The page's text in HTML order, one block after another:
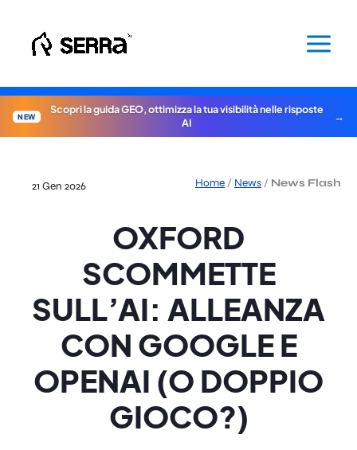
contenuto
NEW
Scopri la guida GEO, ottimizza la tua visibilità nelle risposte
AI
Home / News / News Flash
21 Gen 2026
OXFORD
SCOMMETTE
SULL’AI: ALLEANZA
CON GOOGLE E
OPENAI (O DOPPIO
GIOCO?)